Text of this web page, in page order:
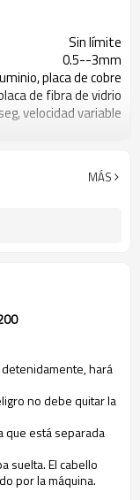
Sin límite
0.5--3mm
placa de cobre
de fibra de vidrio
velocidad variable
220V / 50HZ
MÁS
hará
no debe quitar la
que está separada
suelta. El cabello
por la máquina.